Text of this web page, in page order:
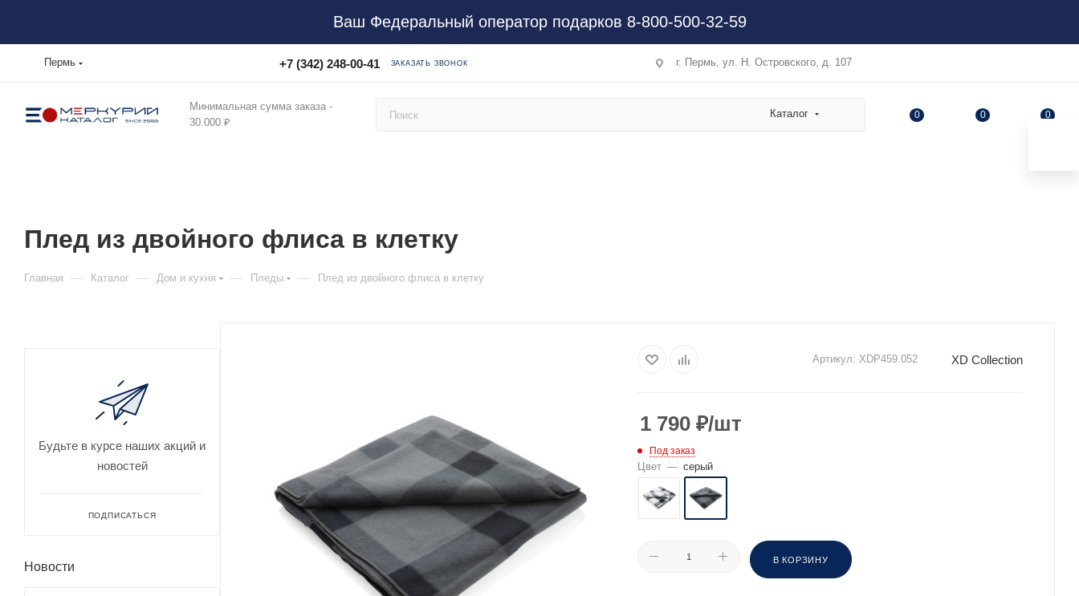
Ваш Федеральный оператор подарков 8-800-500-32-59
Пермь +7 (342) 248-00-41 ЗАКАЗАТЬ ЗВОНОК г. Пермь, ул. Н. Островского, д. 107
Минимальная сумма заказа -
30.000 ₽
Каталог 0 0 0
Плед из двойного флиса в клетку
Главная — Каталог — Дом и кухня — Пледы — Плед из двойного флиса в клетку
Артикул: XDP459.052 XD Collection
1 790 ₽/шт
Под заказ
Цвет — серый
В КОРЗИНУ
Будьте в курсе наших акций и
новостей
ПОДПИСАТЬСЯ
Новости